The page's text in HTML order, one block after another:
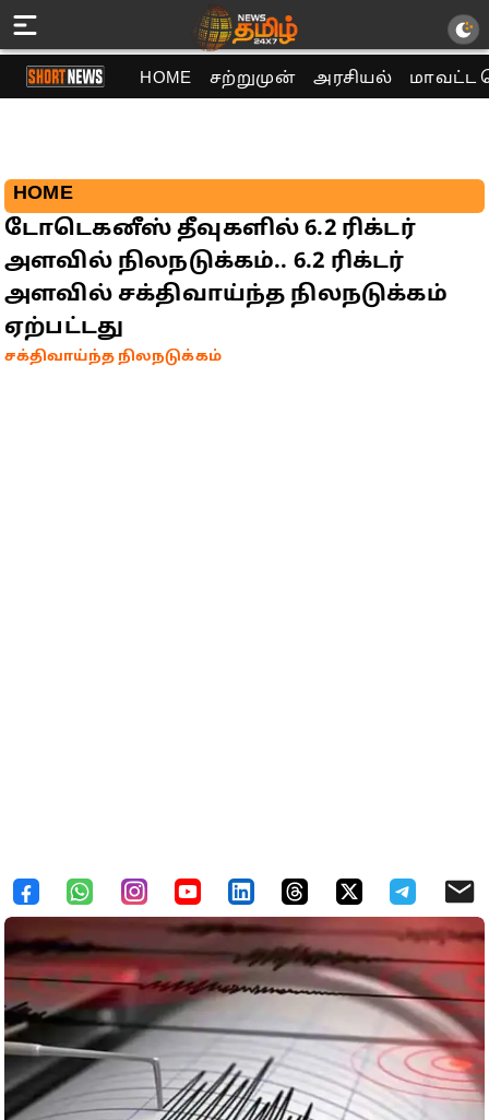
HOME சற்றுமுன் அரசியல் மாவட்ட
HOME
டோடெகனீஸ் தீவுகளில் 6.2 ரிக்டர்
அளவில் நிலநடுக்கம்.. 6.2 ரிக்டர்
அளவில் சக்திவாய்ந்த நிலநடுக்கம்
ஏற்பட்டது
சக்திவாய்ந்த நிலநடுக்கம்